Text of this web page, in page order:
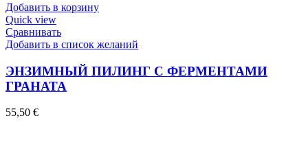
Добавить в корзину
Quick view
Сравнивать
Добавить в список желаний
ЭНЗИМНЫЙ ПИЛИНГ С ФЕРМЕНТАМИ
ГРАНАТА
55,50 €